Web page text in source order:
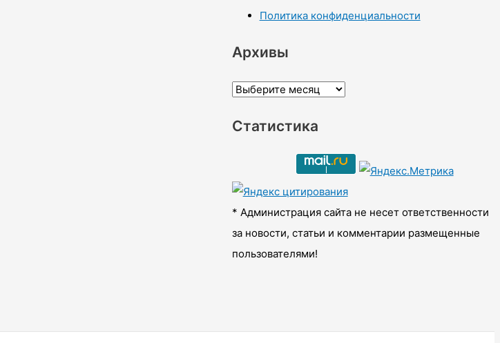
Политика конфиденциальности
Архивы
А
х
ы
Статистика
* Администрация сайта не несет ответственности
за новости, статьи и комментарии размещенные
пользователями!